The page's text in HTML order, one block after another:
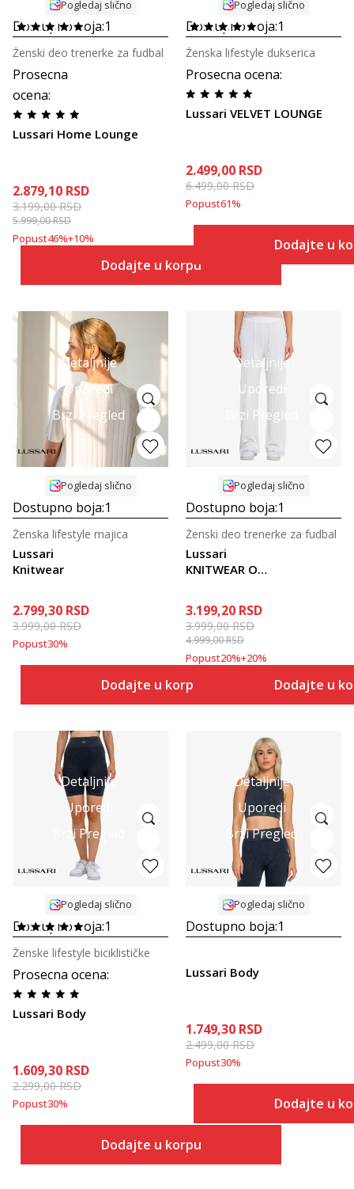
Pogledaj slično
Dostupno boja:1
Prosecna
ocena:
Lussari Home Lounge
Ženski deo trenerke za fudbal
2.879,10 RSD
3.199,00RSD
5.999,00RSD
Popust46%+10%
Dodajte u korpu
Pogledaj slično
Dostupno boja:1
Prosecna ocena:
Lussari VELVET LOUNGE
Ženska lifestyle dukserica
2.499,00 RSD
6.499,00RSD
Popust61%
Dodajte u
Detaljnije
Uporedi
Brzi Pregled
Pogledaj slično
Dostupno boja:1
Lussari
Knitwear
Ženska lifestyle majica
2.799,30 RSD
3.999,00RSD
Popust30%
Dodajte u korpu
Detaljnije
Uporedi
Brzi Pregled
Pogledaj slično
Dostupno boja:1
Lussari
KNITWEAR OH
Ženski deo trenerke za fudbal
3.199,20 RSD
3.999,00RSD
4.999,00RSD
Popust20%+20%
Dodajte u
Detaljnije
Uporedi
Brzi Pregled
Pogledaj slično
Dostupno boja:1
Prosecna ocena:
Lussari Body
Ženske lifestyle biciklističke
1.609,30 RSD
2.299,00RSD
Popust30%
Dodajte u korpu
Detaljnije
Uporedi
Brzi Pregled
Pogledaj slično
Dostupno boja:1
Lussari Body
1.749,30 RSD
2.499,00RSD
Popust30%
Dodajte u